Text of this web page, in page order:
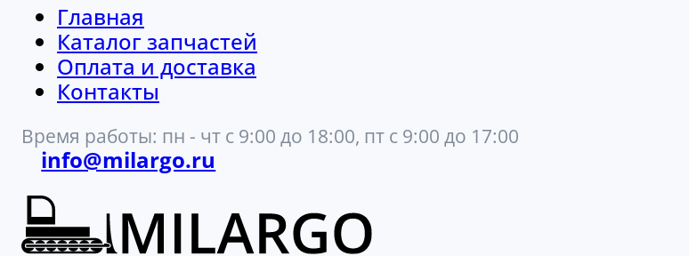
Главная
Каталог запчастей
Оплата и доставка
Контакты
Время работы: пн - чт с 9:00 до 18:00, пт с 9:00 до 17:00
info@milargo.ru